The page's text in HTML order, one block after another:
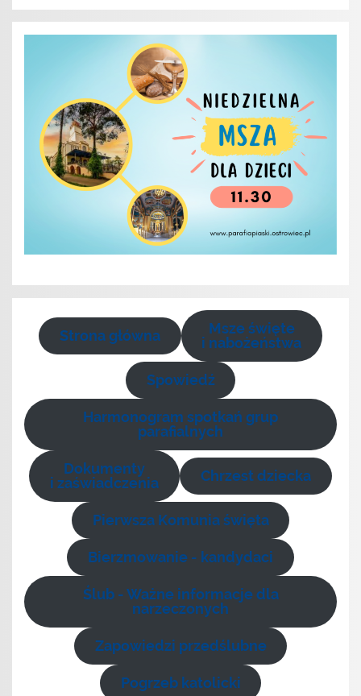
Strona główna
Msze święte
i nabożeństwa
Spowiedź
Harmonogram spotkań grup
parafialnych
Dokumenty
i zaświadczenia
Chrzest dziecka
Pierwsza Komunia święta
Bierzmowanie - kandydaci
Ślub - Ważne informacje dla
narzeczonych
Zapowiedzi przedślubne
Pogrzeb katolicki